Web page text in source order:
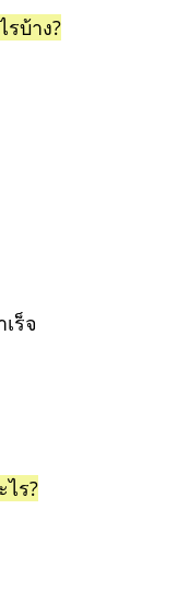
รบ้าง?
ร็จ
ร?